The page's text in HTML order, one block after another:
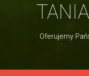
Oferujemy